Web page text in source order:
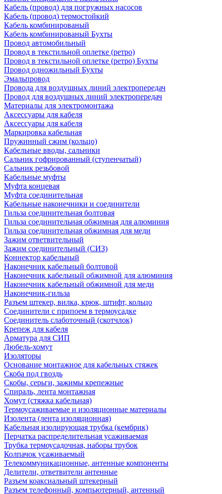
Кабель (провод) для погружных насосов
Кабель (провод) термостойкий
Кабель комбинированый
Кабель комбинированый Бухты
Провод автомобильный
Провод в текстильной оплетке (ретро)
Провод в текстильной оплетке (ретро) Бухты
Провод одножильный Бухты
Эмальпровод
Провода для воздушных линий электропередач
Провод для воздушных линий электропередач
Материалы для электромонтажа
Аксессуары для кабеля
Аксессуары для кабеля
Маркировка кабельная
Пружинный сжим (кольцо)
Кабельные вводы, сальники
Сальник гофрированный (ступенчатый)
Сальник резьбовой
Кабельные муфты
Муфта концевая
Муфта соединительная
Кабельные наконечники и соединители
Гильза соединительная болтовая
Гильза соединительная обжимная для алюминия
Гильза соединительная обжимная для меди
Зажим ответвительный
Зажим соединительный (СИЗ)
Коннектор кабельный
Наконечник кабельный болтовой
Наконечник кабельный обжимной для алюминия
Наконечник кабельный обжимной для меди
Наконечник-гильза
Разъем штекер, вилка, крюк, штифт, кольцо
Соединители с припоем в термоусадке
Соединитель слаботочный (скотчлок)
Крепеж для кабеля
Арматура для СИП
Дюбель-хомут
Изоляторы
Основание монтажное для кабельных стяжек
Скоба под гвоздь
Скобы, серьги, зажимы крепежные
Спираль, лента монтажная
Хомут (стяжка кабельная)
Термоусаживаемые и изоляционные материалы
Изолента (лента изоляционная)
Кабельная изолирующая трубка (кембрик)
Перчатка распределительная усаживаемая
Трубка термоусадочная, наборы трубок
Колпачок усаживаемый
Телекоммуникационные, антенные компоненты
Делители, ответвители антенные
Разъем коаксиальный штекерный
Разъем телефонный, компьютерный, антенный